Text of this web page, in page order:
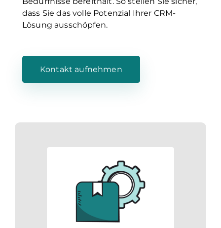
dass Sie das volle Potenzial Ihrer CRM-
Lösung ausschöpfen.
Kontakt aufnehmen